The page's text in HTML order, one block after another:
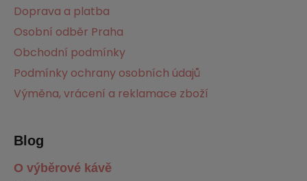
Doprava a platba
Osobní odběr Praha
Obchodní podmínky
Podmínky ochrany osobních údajů
Výměna, vrácení a reklamace zboží
Blog
O výběrové kávě